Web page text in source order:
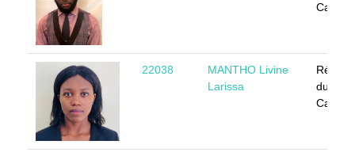
22038
MANTHO Livine
Larissa
du